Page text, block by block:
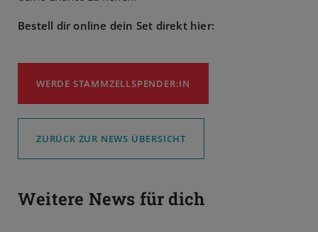
Bestell dir online dein Set direkt hier:
WERDE STAMMZELLSPENDER:IN
ZURÜCK ZUR NEWS ÜBERSICHT
Weitere News für dich